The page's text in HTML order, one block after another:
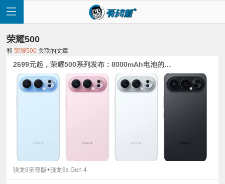
讯
荣耀500
和荣耀500 关联的文章
2699元起，荣耀500系列发布：8000mAh电池的骁龙8E与8sG4【附Reno15、vivo S30、nova 14系列对比】
骁龙8至尊版+骁龙8s Gen 4